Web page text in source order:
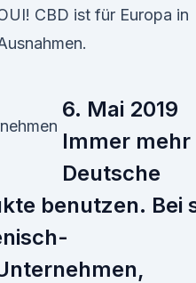
CBD ist für Europa in
6. Mai 2019
Immer mehr
Deutsche
benutzen. Bei